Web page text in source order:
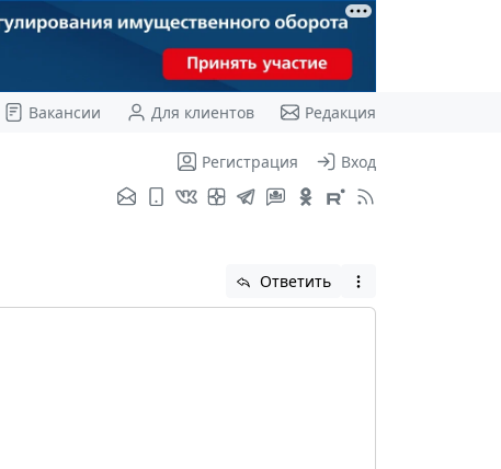
Вакансии Для клиентов Редакция
Регистрация Вход
Ответить